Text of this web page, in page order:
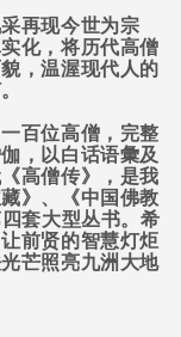
再现今世为宗
化，将历代高僧
，温渥现代人的
百位高僧，完整
，以白话语彙及
高僧传》，是我
》、《中国佛教
套大型丛书。希
前贤的智慧灯炬
芒照亮九洲大地